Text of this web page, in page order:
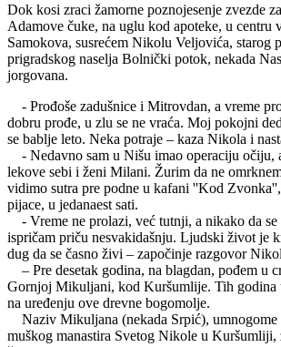
Dok kosi zraci žamorne poznojesenje zvezde
Adamove čuke, na uglu kod apoteke, u centru
Samokova, susrećem Nikolu Veljovića, starog
prigradskog naselja Bolnički potok, nekada
jorgovana.
- Prođoše zadušnice i Mitrovdan, a vreme
dobru prođe, u zlu se ne vraća. Moj pokojni
se bablje leto. Neka potraje – kaza Nikola i
- Nedavno sam u Nišu imao operaciju očiju,
lekove sebi i ženi Milani. Žurim da ne
vidimo sutra pre podne u kafani ''Kod
pijace, u jedanaest sati.
- Vreme ne prolazi, već tutnji, a nikako da
ispričam priču nesvakidašnju. Ljudski život je
dug da se časno živi – započinje razgovor
– Pre desetak godina, na blagdan, pođem u
Gornjoj Mikuljani, kod Kuršumlije. Tih godina
na uređenju ove drevne bogomolje.
Naziv Mikuljana (nekada Srpić), umnogome
muškog manastira Svetog Nikole u Kuršumliji,